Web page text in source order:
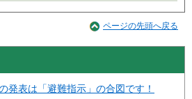
ページの先頭へ戻る
発表は「避難指示」の合図です！